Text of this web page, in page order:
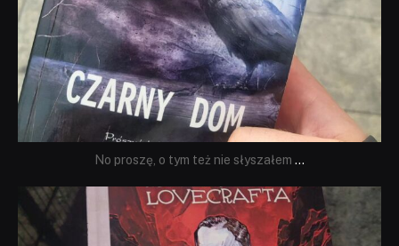
No proszę, o tym też nie słyszałem ...
dobryhorror
Wrz 19